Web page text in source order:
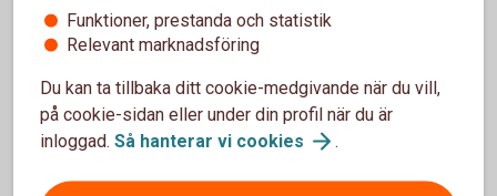
kan försvinna, en medarbetare kan sluta eller du kanske vill
vara ledig längre än du först tänkt.
Fundera därför på vad företaget är mest beroende av och
vad du kan göra om förutsättningarna förändras. En
ekonomisk buffert och en tydlig plan för vem som kan ta
Funktioner, prestanda och statistik
Relevant marknadsföring
Du kan ta tillbaka ditt cookie-medgivande när du vill,
på cookie-sidan eller under din profil när du är
inloggad. Så hanterar vi cookies .